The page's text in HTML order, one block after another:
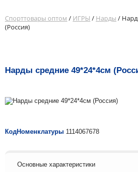
Спорттовары оптом / ИГРЫ / Нарды /
(Россия)
Нарды средние 49*24*4см
КодНоменклатуры 1114067678
Основные характеристики